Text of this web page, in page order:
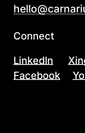
Connect
LinkedIn
Facebook